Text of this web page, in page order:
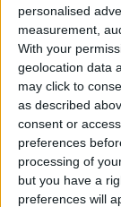
personalised
measurement,
With your
geolocation data
may click to
as described
consent or
preferences
processing of
but you have a
preferences will
11/6/2023 10:36:22 μμ
Νέο brand
Τα εξελιγμένα